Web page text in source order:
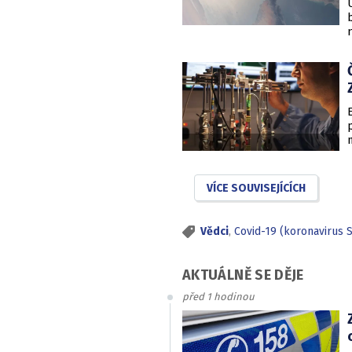
VÍCE SOUVISEJÍCÍCH
Vědci, Covid-19 (koronavirus
AKTUÁLNĚ SE DĚJE
před 1 hodinou